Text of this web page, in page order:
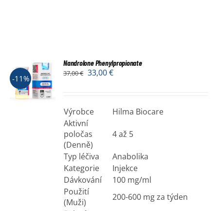
-11%
Nandrolone Phenylpropionate
37,00€ 33,00€
Výrobce
Hilma Biocare
Aktivní
poločas
(Denně)
4 až 5
Typ léčiva
Anabolika
Kategorie
Injekce
Dávkování
100 mg/ml
Použití
(Muži)
200-600 mg za týden